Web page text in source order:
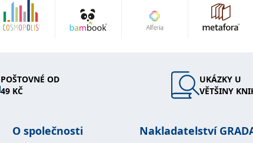
POŠTOVNÉ OD
49 KČ
UKÁZKY U
VĚTŠINY
O společnosti Nakladatelství